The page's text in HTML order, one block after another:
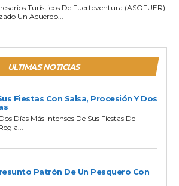
Turísticos De Fuerteventura (ASOFUER)
Un Acuerdo...
ULTIMAS NOTICIAS
Fiestas Con Salsa, Procesión Y Dos
Días Más Intensos De Sus Fiestas De
Patrón De Un Pesquero Con